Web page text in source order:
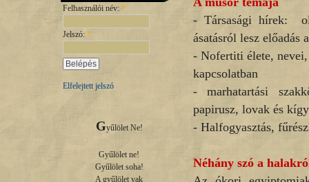
Felhasználói név: *
Jelszó: *
Elfelejtett jelszó
Gyűlölet Ne!
Gyűlölet ne!
Gyűlölet soha!
A gyűlölet vak
- Társasági hírek:
ásatásról lesz előadás
- Nofertiti élete, nevei,
kapcsolatban
- marhatartási
papirusz, lovak és
- Halfogyasztás,
Néhány szó a